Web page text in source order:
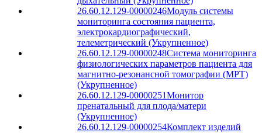
26.60.12.129-00000246Модуль системы
мониторинга состояния пациента,
электрокардиографический,
телеметрический (Укрупненное)
26.60.12.129-00000248Система мониторинга
физиологических параметров пациента для
магнитно-резонансной томографии (МРТ)
(Укрупненное)
26.60.12.129-00000251Монитор
пренатальный для плода/матери
(Укрупненное)
26.60.12.129-00000254Комплект изделий